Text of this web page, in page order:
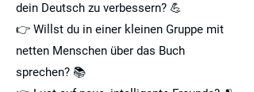
dein Deutsch zu verbessern? 💪
👉 Willst du in einer kleinen Gruppe mit
netten Menschen über das Buch
sprechen? 📚